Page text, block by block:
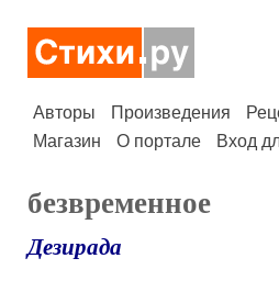
Авторы Произведения
Магазин
О портале Вход
безвременное
Дезирада